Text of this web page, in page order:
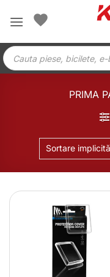
Products
search
PRIMA
Sortare implicită